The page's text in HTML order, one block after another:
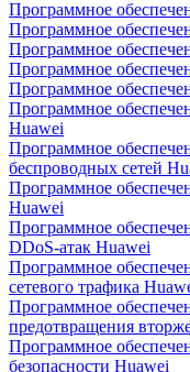
Программное
Программное
Программное
Программное
Программное
Программное
Huawei
Программное
беспроводных сетей
Программное
Huawei
Программное
DDoS-атак Huawei
Программное
сетевого трафика
Программное
предотвращения
Программное
безопасности Huawei